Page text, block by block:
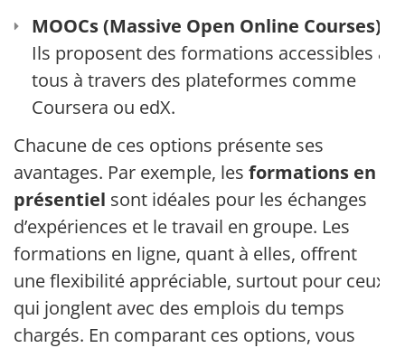
MOOCs (Massive Open Online Courses)
Ils proposent des formations accessibles à
tous à travers des plateformes comme
Coursera ou edX.
Chacune de ces options présente ses
avantages. Par exemple, les formations en
présentiel sont idéales pour les échanges
d’expériences et le travail en groupe. Les
formations en ligne, quant à elles, offrent
une flexibilité appréciable, surtout pour ceux
qui jonglent avec des emplois du temps
chargés. En comparant ces options, vous